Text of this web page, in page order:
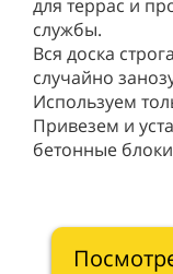
для террас и
службы.
Вся доска
случайно
Используем
Привезем и
бетонные